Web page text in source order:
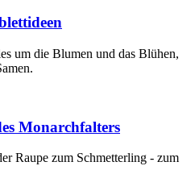
um die Blumen und das Blühen,
Monarchfalters
Raupe zum Schmetterling - zum